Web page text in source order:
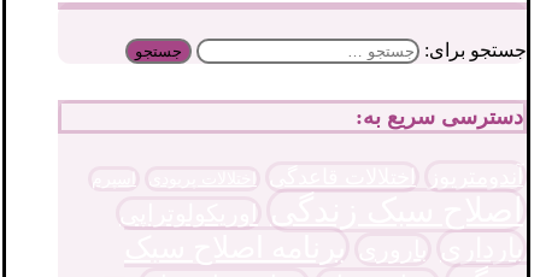
جستجو برای:
دسترسی سریع به:
اختلالات قاعدگی اختلالات پریودی
اصلاح سبک زندگی اوریکولوتراپی
بارداری باروری برنامه اصلاح سبک